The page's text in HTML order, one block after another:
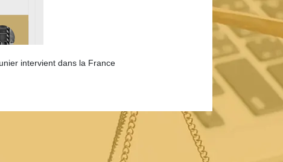
intervient dans la France